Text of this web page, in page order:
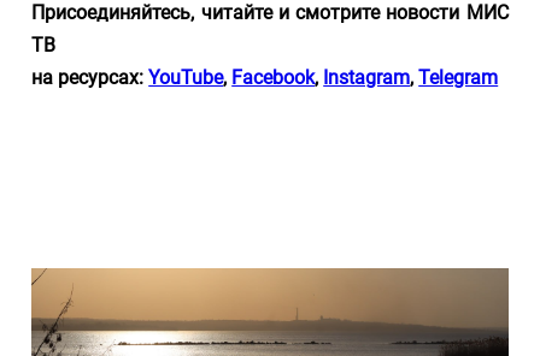
Присоединяйтесь, читайте и смотрите новости МИС
ТВ
на ресурсах:YouTube, Facebook, Instagram,Telegram